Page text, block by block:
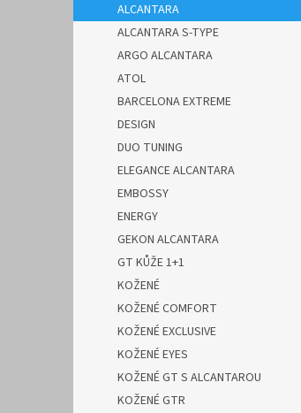
ALCANTARA
ALCANTARA S-TYPE
ARGO ALCANTARA
ATOL
BARCELONA EXTREME
DESIGN
DUO TUNING
ELEGANCE ALCANTARA
EMBOSSY
ENERGY
GEKON ALCANTARA
GT KŮŽE 1+1
KOŽENÉ
KOŽENÉ COMFORT
KOŽENÉ EXCLUSIVE
KOŽENÉ EYES
KOŽENÉ GT S ALCANTAROU
KOŽENÉ GTR